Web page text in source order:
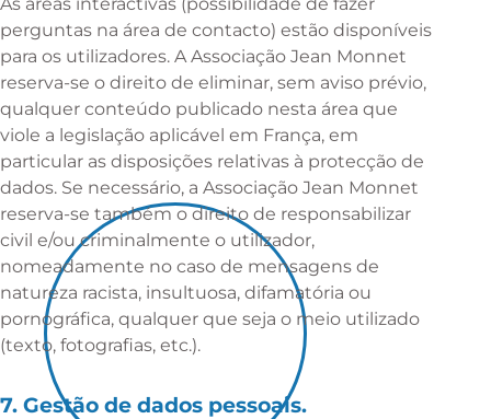
perguntas na área de contacto) estão disponíveis
para os utilizadores. A Associação Jean Monnet
reserva-se o direito de eliminar, sem aviso prévio,
qualquer conteúdo publicado nesta área que
viole a legislação aplicável em França, em
particular as disposições relativas à protecção de
dados. Se necessário, a Associação Jean Monnet
reserva-se também o direito de responsabilizar
civil e/ou criminalmente o utilizador,
nomeadamente no caso de mensagens de
natureza racista, insultuosa, difamatória ou
pornográfica, qualquer que seja o meio utilizado
(texto, fotografias, etc.).
7. Gestão de dados pessoais.